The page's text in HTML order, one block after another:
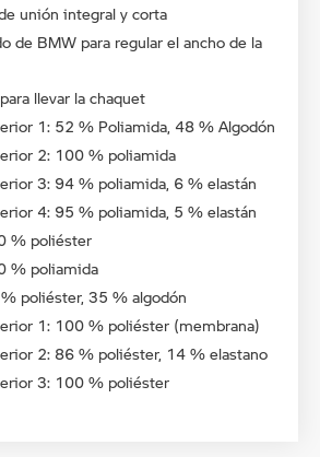
unión integral y corta
de BMW para regular el ancho de la
llevar la chaquet
1: 52 % Poliamida, 48 % Algodón
2: 100 % poliamida
3: 94 % poliamida, 6 % elastán
4: 95 % poliamida, 5 % elastán
% poliéster
% poliamida
poliéster, 35 % algodón
1: 100 % poliéster (membrana)
2: 86 % poliéster, 14 % elastano
3: 100 % poliéster